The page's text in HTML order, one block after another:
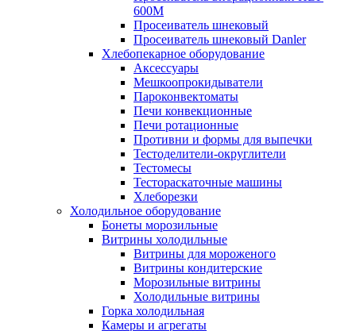
600М
Просеиватель шнековый
Просеиватель шнековый Danler
Хлебопекарное оборудование
Аксессуары
Мешкоопрокидыватели
Пароконвектоматы
Печи конвекционные
Печи ротационные
Противни и формы для выпечки
Тестоделители-округлители
Тестомесы
Тестораскаточные машины
Хлеборезки
Холодильное оборудование
Бонеты морозильные
Витрины холодильные
Витрины для мороженого
Витрины кондитерские
Морозильные витрины
Холодильные витрины
Горка холодильная
Камеры и агрегаты